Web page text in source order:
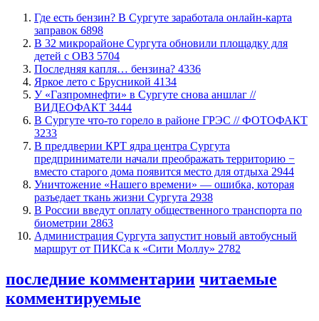
​Где есть бензин? В Сургуте заработала онлайн-карта
заправок 6898
В 32 микрорайоне Сургута обновили площадку для
детей с ОВЗ 5704
​Последняя капля… бензина? 4336
Яркое лето с Брусникой 4134
У «Газпромнефти» в Сургуте снова аншлаг //
ВИДЕОФАКТ 3444
​В Сургуте что-то горело в районе ГРЭС // ФОТОФАКТ
3233
​В преддверии КРТ ядра центра Сургута
предприниматели начали преображать территорию −
вместо старого дома появится место для отдыха 2944
​Уничтожение «Нашего времени» — ошибка, которая
разъедает ткань жизни Сургута 2938
В России введут оплату общественного транспорта по
биометрии 2863
​Администрация Сургута запустит новый автобусный
маршрут от ПИКСа к «Сити Моллу» 2782
последние комментарии читаемые
комментируемые